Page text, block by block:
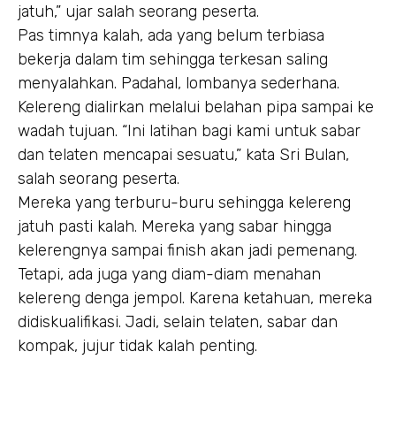
jatuh,” ujar salah seorang peserta.
Pas timnya kalah, ada yang belum terbiasa
bekerja dalam tim sehingga terkesan saling
menyalahkan. Padahal, lombanya sederhana.
Kelereng dialirkan melalui belahan pipa sampai ke
wadah tujuan. “Ini latihan bagi kami untuk sabar
dan telaten mencapai sesuatu,” kata Sri Bulan,
salah seorang peserta.
Mereka yang terburu-buru sehingga kelereng
jatuh pasti kalah. Mereka yang sabar hingga
kelerengnya sampai finish akan jadi pemenang.
Tetapi, ada juga yang diam-diam menahan
kelereng denga jempol. Karena ketahuan, mereka
didiskualifikasi. Jadi, selain telaten, sabar dan
kompak, jujur tidak kalah penting.